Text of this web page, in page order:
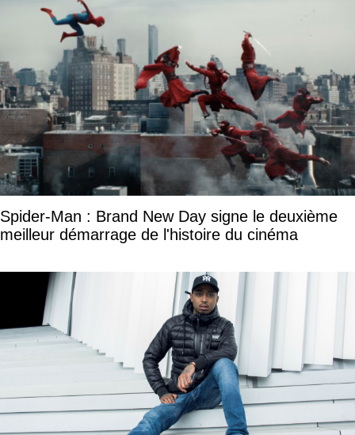
Spider-Man : Brand New Day signe le deuxième
meilleur démarrage de l'histoire du cinéma